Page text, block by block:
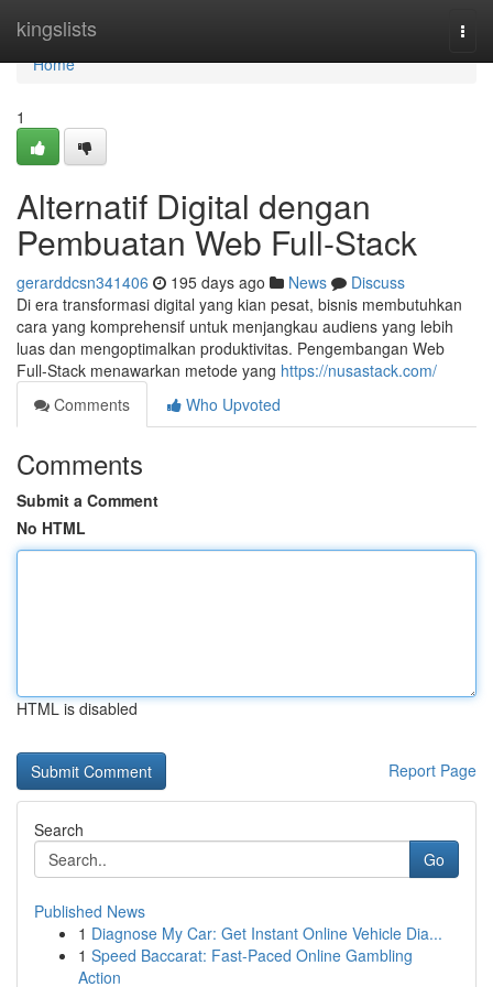
kingslists
Home
Home
1
Alternatif Digital dengan
Pembuatan Web Full-Stack
gerarddcsn341406 195 days ago News
Discuss
Di era transformasi digital yang kian pesat, bisnis membutuhkan
cara yang komprehensif untuk menjangkau audiens yang lebih
luas dan mengoptimalkan produktivitas. Pengembangan Web
Full-Stack menawarkan metode yang https://nusastack.com/
Comments
Who Upvoted
Comments
Submit a Comment
No HTML
HTML is disabled
Report Page
Search
Go
Published News
1 Diagnose My Car: Get Instant Online Vehicle Dia...
1 Speed Baccarat: Fast-Paced Online Gambling
Action